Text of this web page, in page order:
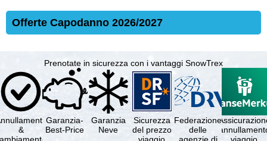
Offerte Capodanno 2026/2027
Prenotate in sicurezza con i vantaggi SnowTrex
&
Garanzia-
Best-Price
Garanzia
Neve
Sicurezza
del prezzo
Federazione
delle